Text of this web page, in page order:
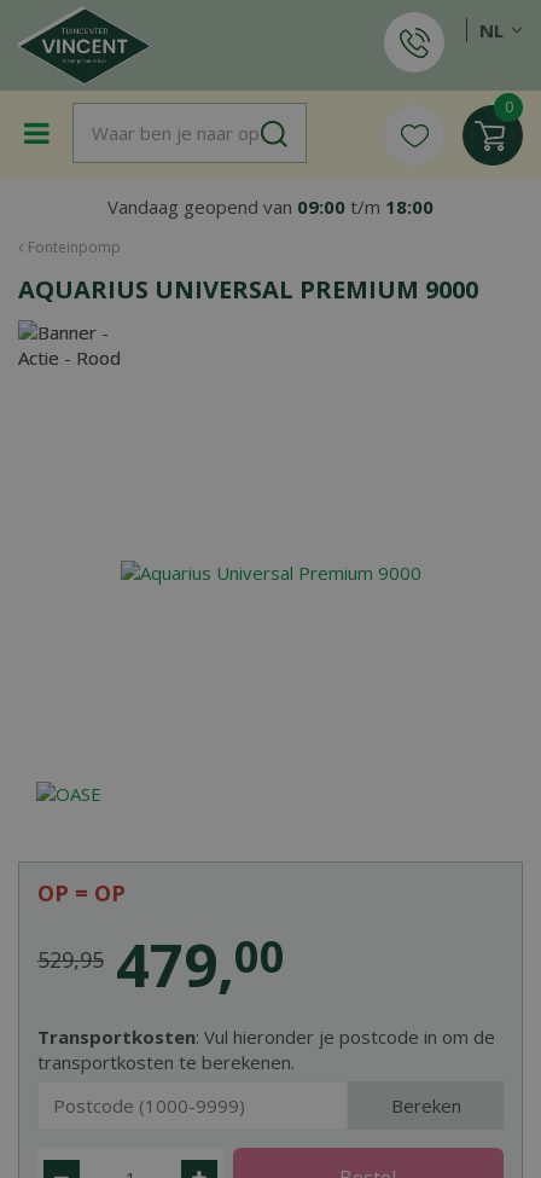
a
Fonteinpomp
Vandaag geopend van 09:00 t/m 18:00
NL
AQUARIUS UNIVERSAL PREMIUM 9000
Transportkosten: Vul hieronder je postcode in om de
transportkosten te berekenen.
Bereken
529,95 479,00
OP = OP